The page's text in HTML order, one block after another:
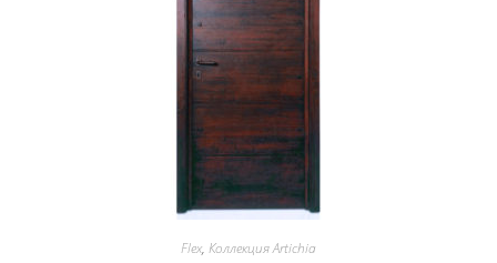
Flex, Коллекция Artichia